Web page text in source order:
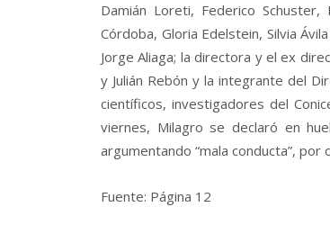
Damián Loreti, Federico
Córdoba, Gloria Edelstein, Silvia
Jorge Aliaga; la directora y el ex
y Julián Rebón y la integrante del
científicos, investigadores del
viernes, Milagro se declaró en
argumentando “mala conducta”,
Fuente: Página 12